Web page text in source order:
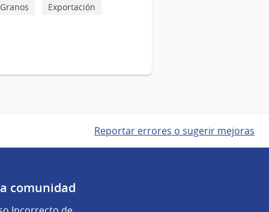
Granos
Exportación
Reportar errores o sugerir mejoras
comunidad